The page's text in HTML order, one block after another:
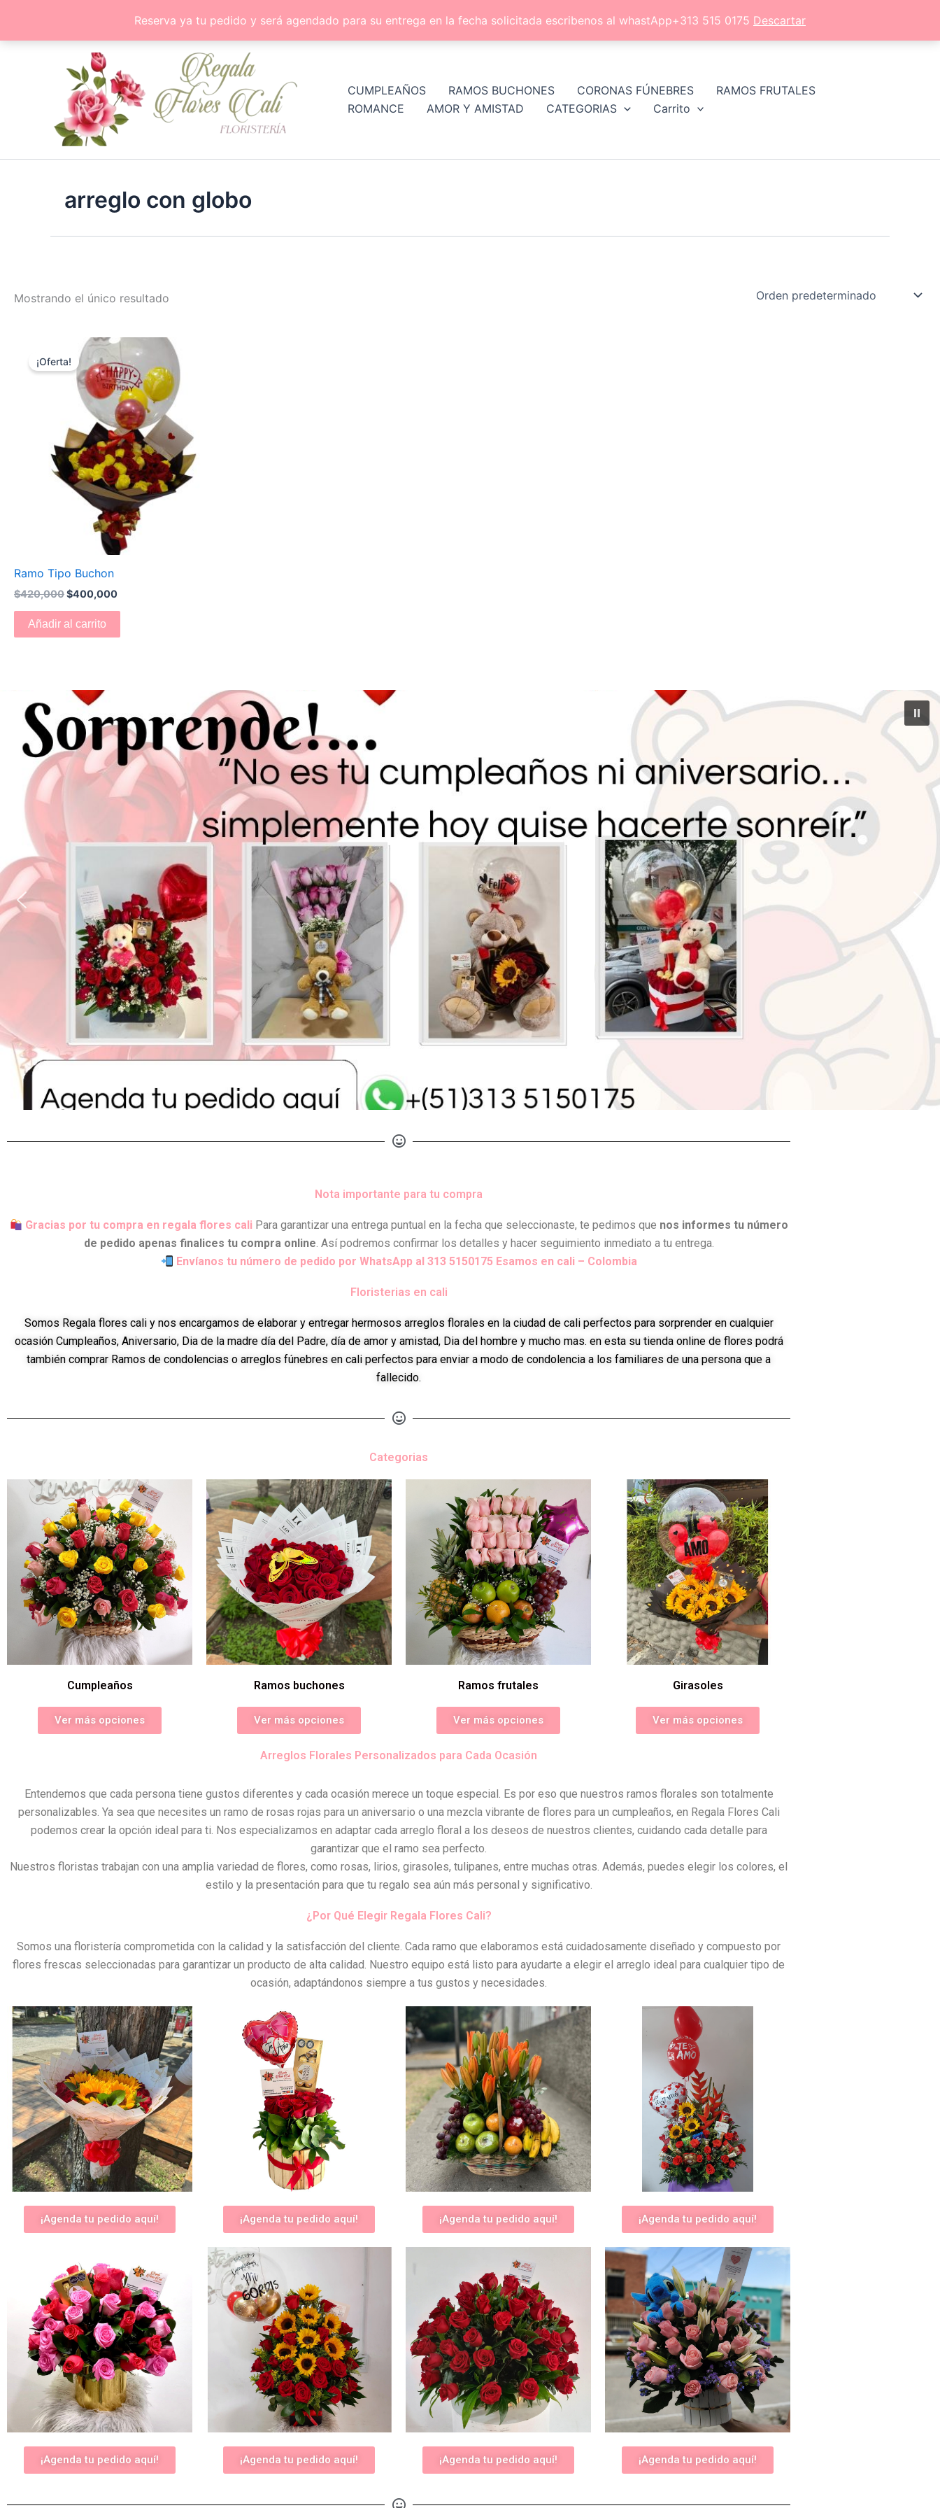
Reserva ya tu pedido y será agendado para su entrega en la fecha solicitada escribenos al whastApp+313 515 0175 Descartar
contenido
CUMPLEAÑOS RAMOS BUCHONES CORONAS FÚNEBRES
RAMOS FRUTALES
ROMANCE
AMOR Y AMISTAD CATEGORIAS Carrito
arreglo con globo
Mostrando el único resultado
¡Oferta!
Ramo Tipo Buchon
$420,000
precio
original
era:
$420,000.
$400,000
El
precio
actual
es:
$400,000.
Añadir al carrito
Nota importante para tu compra
Gracias por tu compra en regala flores cali Para garantizar una entrega puntual en la fecha que seleccionaste, te pedimos que nos informes tu número
de pedido apenas finalices tu compra online. Así podremos confirmar los detalles y hacer seguimiento inmediato a tu entrega.
Envíanos tu número de pedido por WhatsApp al 313 5150175 Esamos en cali – Colombia
Floristerias en cali
Somos Regala flores cali y nos encargamos de elaborar y entregar hermosos arreglos florales en la ciudad de cali perfectos para sorprender en cualquier
ocasión Cumpleaños, Aniversario, Dia de la madre día del Padre, día de amor y amistad, Dia del hombre y mucho mas. en esta su tienda online de flores podrá
también comprar Ramos de condolencias o arreglos fúnebres en cali perfectos para enviar a modo de condolencia a los familiares de una persona que a
fallecido.
Categorias
Cumpleaños
Ver más opciones
Ramos buchones
Ver más opciones
Ramos frutales
Ver más opciones
Girasoles
Ver más opciones
Arreglos Florales Personalizados para Cada Ocasión
Entendemos que cada persona tiene gustos diferentes y cada ocasión merece un toque especial. Es por eso que nuestros ramos florales son totalmente
personalizables. Ya sea que necesites un ramo de rosas rojas para un aniversario o una mezcla vibrante de flores para un cumpleaños, en Regala Flores Cali
podemos crear la opción ideal para ti. Nos especializamos en adaptar cada arreglo floral a los deseos de nuestros clientes, cuidando cada detalle para
garantizar que el ramo sea perfecto.
Nuestros floristas trabajan con una amplia variedad de flores, como rosas, lirios, girasoles, tulipanes, entre muchas otras. Además, puedes elegir los colores, el
estilo y la presentación para que tu regalo sea aún más personal y significativo.
¿Por Qué Elegir Regala Flores Cali?
Somos una floristería comprometida con la calidad y la satisfacción del cliente. Cada ramo que elaboramos está cuidadosamente diseñado y compuesto por
flores frescas seleccionadas para garantizar un producto de alta calidad. Nuestro equipo está listo para ayudarte a elegir el arreglo ideal para cualquier tipo de
ocasión, adaptándonos siempre a tus gustos y necesidades.
¡Agenda tu pedido aquí! ¡Agenda tu pedido aquí! ¡Agenda tu pedido aquí! ¡Agenda tu pedido aquí!
¡Agenda tu pedido aquí! ¡Agenda tu pedido aquí! ¡Agenda tu pedido aquí! ¡Agenda tu pedido aquí!